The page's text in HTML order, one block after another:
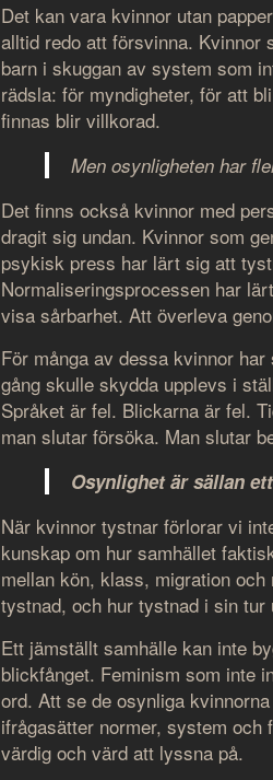
Det kan vara kvinnor utan
alltid redo att försvinna. Kvinnor
barn i skuggan av system som
rädsla: för myndigheter, för att
finnas blir villkorad.
Men osynligheten har
Det finns också kvinnor med
dragit sig undan. Kvinnor som
psykisk press har lärt sig att
Normaliseringsprocessen har
visa sårbarhet. Att överleva
För många av dessa kvinnor
gång skulle skydda upplevs i
Språket är fel. Blickarna är fel.
man slutar försöka. Man slutar
Osynlighet är sällan
När kvinnor tystnar förlorar vi
kunskap om hur samhället
mellan kön, klass, migration
tystnad, och hur tystnad i sin tur
Ett jämställt samhälle kan inte
blickfånget. Feminism som inte
ord. Att se de osynliga
ifrågasätter normer, system
värdig och värd att lyssna på.